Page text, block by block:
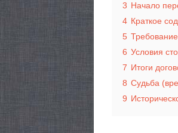
3 Начало
4 Краткое
5 Требование
6 Условия
7 Итоги
8 Судьба
9